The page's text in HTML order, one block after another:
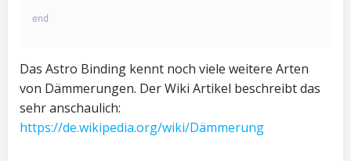
end
Das Astro Binding kennt noch viele weitere Arten
von Dämmerungen. Der Wiki Artikel beschreibt das
sehr anschaulich:
https://de.wikipedia.org/wiki/Dämmerung